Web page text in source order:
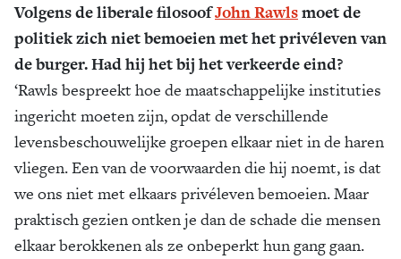
Volgens de liberale filosoofJohn Rawlsmoet de
politiek zich niet bemoeien met het privéleven van
de burger. Had hij het bij het verkeerde eind?
‘Rawls bespreekt hoe de maatschappelijke instituties
ingericht moeten zijn, opdat de verschillende
levensbeschouwelijke groepen elkaar niet in de haren
vliegen. Een van de voorwaarden die hij noemt, is dat
we ons niet met elkaars privéleven bemoeien. Maar
praktisch gezien ontken je dan de schade die mensen
elkaar berokkenen als ze onbeperkt hun gang gaan.